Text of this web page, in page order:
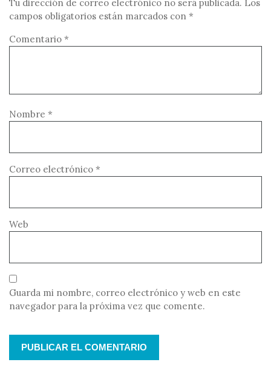
Tu dirección de correo electrónico no será publicada. Los
campos obligatorios están marcados con *
Comentario *
Nombre *
Correo electrónico *
Web
Guarda mi nombre, correo electrónico y web en este
navegador para la próxima vez que comente.